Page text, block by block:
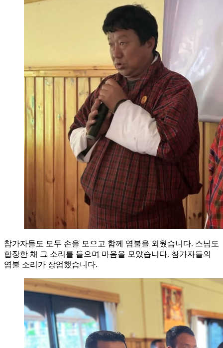
참가자들도 모두 손을 모으고 함께 염불을 외웠습니다. 스님도
합장한 채 그 소리를 들으며 마음을 모았습니다. 참가자들의
염불 소리가 장엄했습니다.